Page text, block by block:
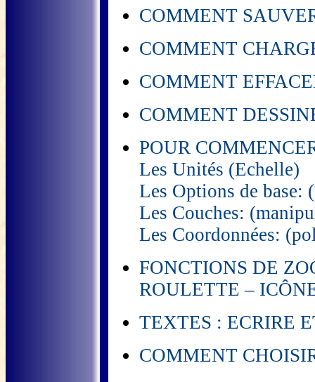
COMMENT
COMMENT
COMMENT
COMMENT
POUR
Les Unités (Echelle)
Les Options de base:
Les Couches:
Les Coordonnées:
FONCTIONS DE
ROULETTE –
TEXTES : ECRIRE
COMMENT